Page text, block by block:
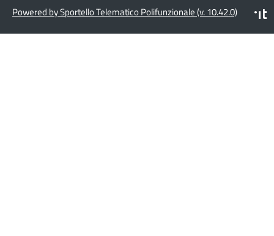
Powered by Sportello Telematico Polifunzionale (v. 10.42.0)